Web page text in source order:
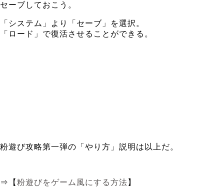
セーブしておこう。
「システム」より「セーブ」を選択。
「ロード」で復活させることができる。
粉遊び攻略第一弾の「やり方」説明は以上だ。
⇒【 粉遊びをゲーム風にする方法 】